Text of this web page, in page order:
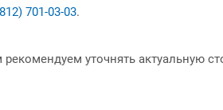
701-03-03.
уточнять актуальную